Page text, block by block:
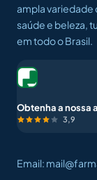
ampla
saúde e beleza,
em todo o Brasil.
Obtenha a nossa
3,9
Email: